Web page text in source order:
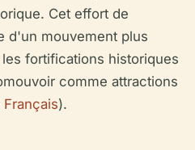
Cet effort de
d'un mouvement plus
fortifications historiques
comme attractions
).